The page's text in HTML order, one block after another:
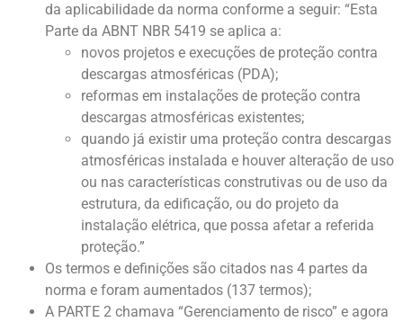
da aplicabilidade da norma conforme a seguir: “Esta
Parte da ABNT NBR 5419 se aplica a:
novos projetos e execuções de proteção contra
descargas atmosféricas (PDA);
reformas em instalações de proteção contra
descargas atmosféricas existentes;
quando já existir uma proteção contra descargas
atmosféricas instalada e houver alteração de uso
ou nas características construtivas ou de uso da
estrutura, da edificação, ou do projeto da
instalação elétrica, que possa afetar a referida
proteção.”
Os termos e definições são citados nas 4 partes da
norma e foram aumentados (137 termos);
A PARTE 2 chamava “Gerenciamento de risco” e agora